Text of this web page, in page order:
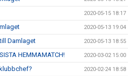
2020-05-15 18:17
2020-05-13 19:04
Damlaget 2020-05-13 18:55
HEMMAMATCH! 2020-03-02 15:00
2020-02-24 18:58